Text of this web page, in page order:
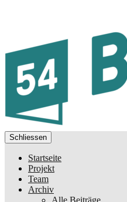
Schliessen
Startseite
Projekt
Team
Archiv
Alle Beiträge